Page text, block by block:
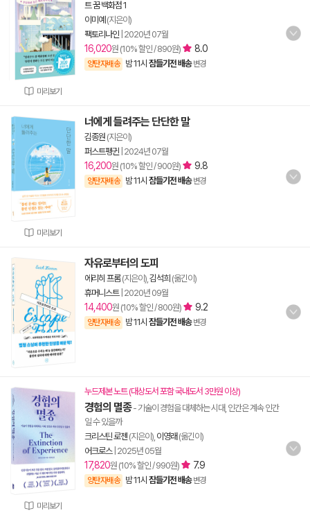
미리보기
트 꿈 백화점 1
이미예 (지은이)
팩토리나인 2020년 07월
16,020원 (10% 할인 / 890원) 8.0
양탄자배송 밤 11시 잠들기전 배송 변경
미리보기
너에게 들려주는 단단한 말
김종원 (지은이)
퍼스트펭귄 2024년 07월
16,200원 (10% 할인 / 900원) 9.8
양탄자배송 밤 11시 잠들기전 배송 변경
자유로부터의 도피
에리히 프롬(지은이), 김석희 (옮긴이)
휴머니스트| 2020년 09월
14,400원 (10% 할인 / 800원) 9.2
양탄자배송 밤 11시 잠들기전 배송 변경
미리보기
누드제본 노트 (대상도서 포함 국내도서 3만원 이상)
경험의 멸종- 기술이 경험을 대체하는 시대, 인간은 계속 인간
일 수 있을까
크리스틴 로젠 (지은이), 이영래 (옮긴이)
어크로스| 2025년 05월
17,820원 (10% 할인 / 990원) 7.9
양탄자배송 밤 11시 잠들기전 배송 변경